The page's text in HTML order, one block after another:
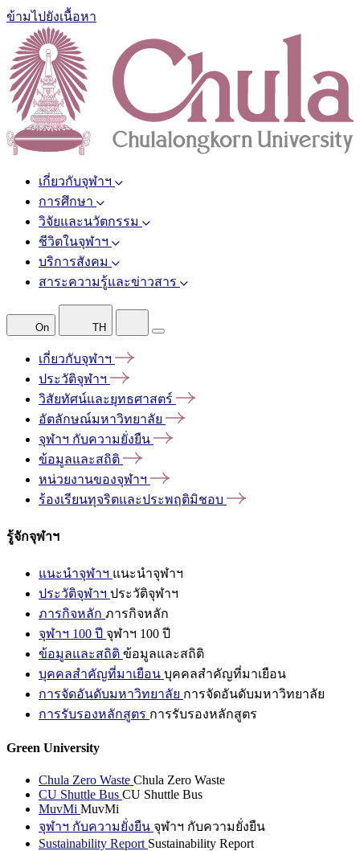
ข้ามไปยังเนื้อหา
เกี่ยวกับจุฬาฯ
การศึกษา
วิจัยและนวัตกรรม
ชีวิตในจุฬาฯ
บริการสังคม
สาระความรู้และข่าวสาร
On TH
เกี่ยวกับจุฬาฯ
ประวัติจุฬาฯ
วิสัยทัศน์และยุทธศาสตร์
อัตลักษณ์มหาวิทยาลัย
จุฬาฯ กับความยั่งยืน
ข้อมูลและสถิติ
หน่วยงานของจุฬาฯ
ร้องเรียนทุจริตและประพฤติมิชอบ
รู้จักจุฬาฯ
แนะนำจุฬาฯ แนะนำจุฬาฯ
ประวัติจุฬาฯ ประวัติจุฬาฯ
ภารกิจหลัก ภารกิจหลัก
จุฬาฯ 100 ปี จุฬาฯ 100 ปี
ข้อมูลและสถิติ ข้อมูลและสถิติ
บุคคลสำคัญที่มาเยือน บุคคลสำคัญที่มาเยือน
การจัดอันดับมหาวิทยาลัย การจัดอันดับมหาวิทยาลัย
การรับรองหลักสูตร การรับรองหลักสูตร
Green University
Chula Zero Waste Chula Zero Waste
CU Shuttle Bus CU Shuttle Bus
MuvMi MuvMi
จุฬาฯ กับความยั่งยืน จุฬาฯ กับความยั่งยืน
Sustainability Report Sustainability Report